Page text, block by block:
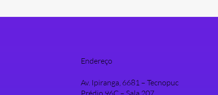
Endereço
Av. Ipiranga, 6681 – Tecnopuc
Prédio 96C – Sala 207